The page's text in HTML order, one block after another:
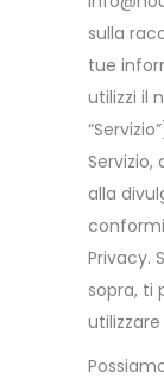
sulla
tue
utilizzi il
Servizio,
alla
Privacy.
sopra, ti
utilizzare